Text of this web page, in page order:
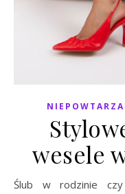
wesele
Ślub w rodzinie czy u znajomych to zawsze duże